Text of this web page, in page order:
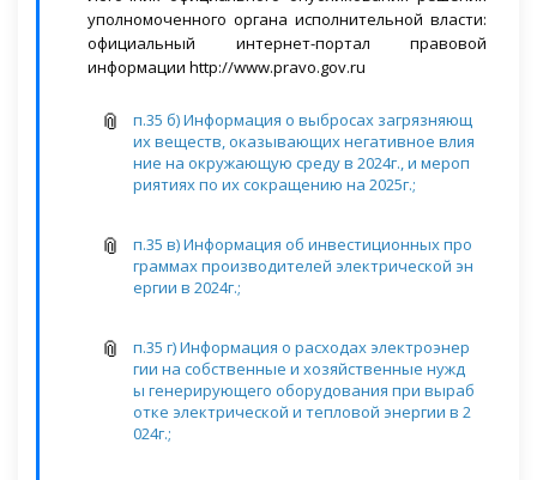
уполномоченного органа исполнительной власти:
официальный интернет-портал правовой
информации http://www.pravo.gov.ru
п.35 б) Информация о выбросах загрязняющ
их веществ, оказывающих негативное влия
ние на окружающую среду в 2024г., и мероп
риятиях по их сокращению на 2025г.;
п.35 в) Информация об инвестиционных про
граммах производителей электрической эн
ергии в 2024г.;
п.35 г) Информация о расходах электроэнер
гии на собственные и хозяйственные нужд
ы генерирующего оборудования при выраб
отке электрической и тепловой энергии в 2
024г.;